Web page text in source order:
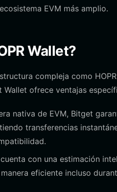
EVM más amplio.
Wallet?
compleja como
ofrece ventajas
nativa de EVM, Bitget
transferencias
con una estimación
eficiente incluso